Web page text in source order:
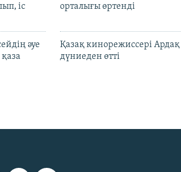
іс
орталығы өртенді
әуе
Қазақ кинорежиссері Ардақ
дүниеден өтті